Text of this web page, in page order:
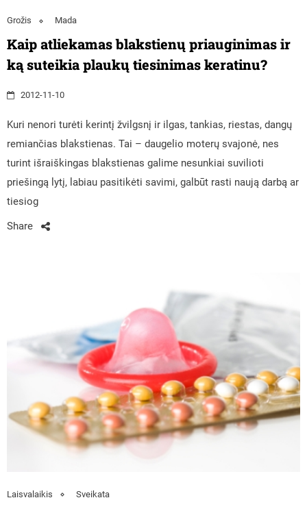
Grožis Mada
Kaip atliekamas blakstienų priauginimas ir
ką suteikia plaukų tiesinimas keratinu?
2012-11-10
Kuri nenori turėti kerintį žvilgsnį ir ilgas, tankias, riestas, dangų
remiančias blakstienas. Tai – daugelio moterų svajonė, nes
turint išraiškingas blakstienas galime nesunkiai suvilioti
priešingą lytį, labiau pasitikėti savimi, galbūt rasti naują darbą ar
tiesiog
Share
Laisvalaikis Sveikata